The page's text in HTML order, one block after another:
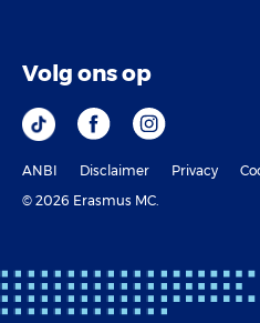
Volg ons op
ANBI Disclaimer Privacy
© 2026 Erasmus MC.